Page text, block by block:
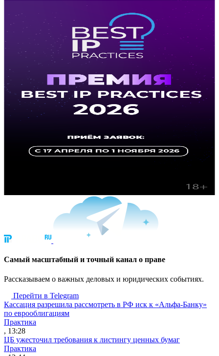
Cамый масштабный и точный канал о праве
Рассказываем о важных деловых и юридических событиях.
Перейти в Telegram
Кассация разрешила рассмотреть в РФ иск к «Альфа-Банку»
по еврооблигациям
Практика
, 13:28
ЦБ ужесточил требования к листингу ценных бумаг
Практика